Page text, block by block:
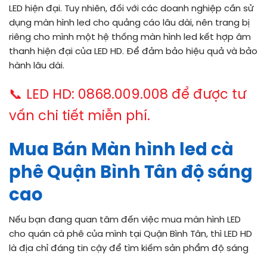
LED hiện đại. Tuy nhiên, đối với các doanh nghiệp cần sử
dụng màn hình led cho quảng cáo lâu dài, nên trang bị
riêng cho mình một hệ thống màn hình led kết hợp âm
thanh hiện đại của LED HD. Để đảm bảo hiệu quả và bảo
hành lâu dài.
📞 LED HD: 0868.009.008 để được tư
vấn chi tiết miễn phí.
Mua Bán Màn hình led cà
phê Quận Bình Tân độ sáng
cao
Nếu bạn đang quan tâm đến việc mua màn hình LED
cho quán cà phê của mình tại Quận Bình Tân, thì LED HD
là địa chỉ đáng tin cậy để tìm kiếm sản phẩm độ sáng